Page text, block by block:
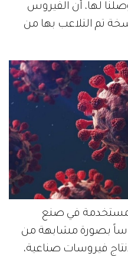
لها، أن الفيروس
وهو نسخة تم التلاعب بها من
في صنع
بصورة مشابهة من
فيروسات صناعية،